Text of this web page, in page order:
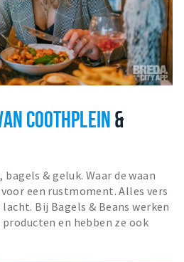
COOTHPLEIN &
& geluk. Waar de waan
een rustmoment. Alles vers
Bij Bagels & Beans werken
en hebben ze ook